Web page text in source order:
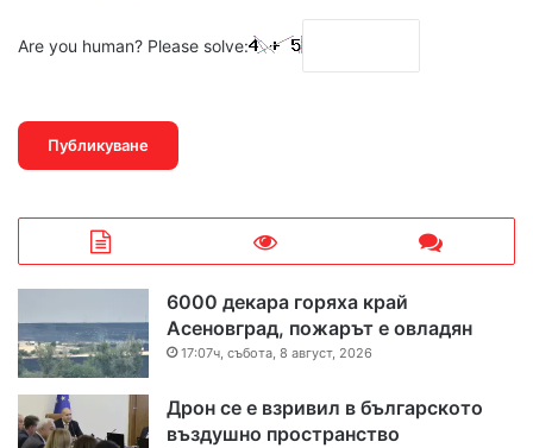
Are you human? Please solve:
6000 декара горяха край
Асеновград, пожарът е овладян
17:07ч, събота, 8 август, 2026
Дрон се е взривил в българското
въздушно пространство